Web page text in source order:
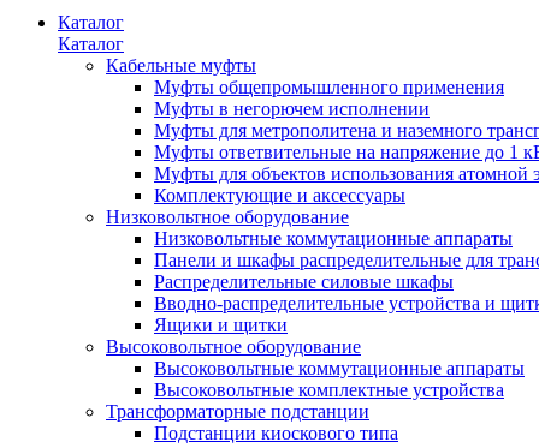
Каталог
Каталог
Кабельные муфты
Муфты общепромышленного применения
Муфты в негорючем исполнении
Муфты для метрополитена и наземного
Муфты ответвительные на напряжение до 1
Муфты для объектов использования атомной
Комплектующие и аксессуары
Низковольтное оборудование
Низковольтные коммутационные аппараты
Панели и шкафы распределительные для
Распределительные силовые шкафы
Вводно-распределительные устройства и
Ящики и щитки
Высоковольтное оборудование
Высоковольтные коммутационные аппараты
Высоковольтные комплектные устройства
Трансформаторные подстанции
Подстанции киоскового типа